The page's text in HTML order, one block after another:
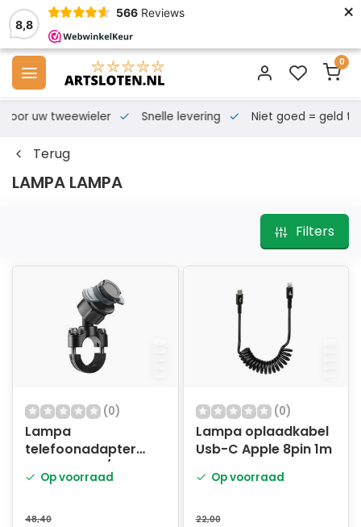
8,8
566 Reviews ×
0
voor uw tweewieler Snelle levering Niet goed = geld
Terug
LAMPA LAMPA
Filters
(0)
Lampa
telefoonadapter
stuur Pro 22/28mm
Op voorraad
48,40
(0)
Lampa oplaadkabel
Usb-C Apple 8pin 1m
Op voorraad
22,00